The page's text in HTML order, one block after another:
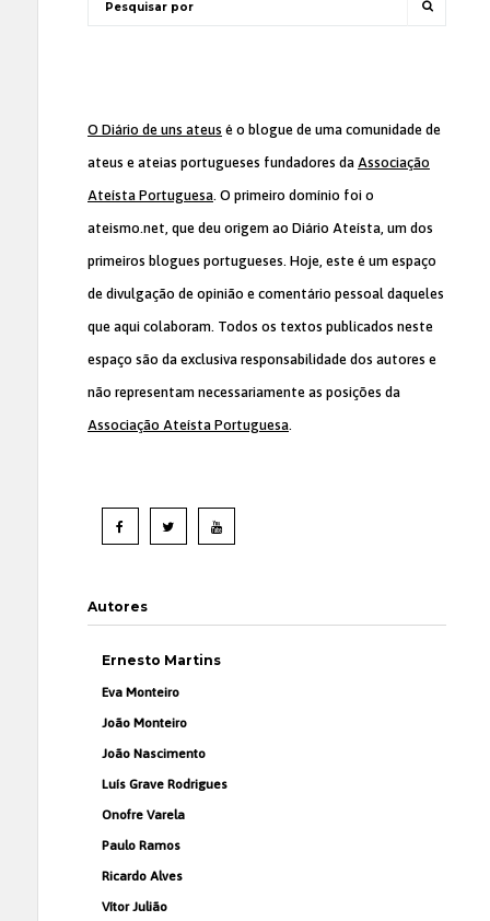
O Diário de uns ateus é o blogue de uma comunidade de
ateus e ateias portugueses fundadores da Associação
Ateísta Portuguesa. O primeiro domínio foi o
ateismo.net, que deu origem ao Diário Ateísta, um dos
primeiros blogues portugueses. Hoje, este é um espaço
de divulgação de opinião e comentário pessoal daqueles
que aqui colaboram. Todos os textos publicados neste
espaço são da exclusiva responsabilidade dos autores e
não representam necessariamente as posições da
Associação Ateísta Portuguesa.
Autores
Ernesto Martins
Eva Monteiro
João Monteiro
João Nascimento
Luís Grave Rodrigues
Onofre Varela
Paulo Ramos
Ricardo Alves
Vítor Julião